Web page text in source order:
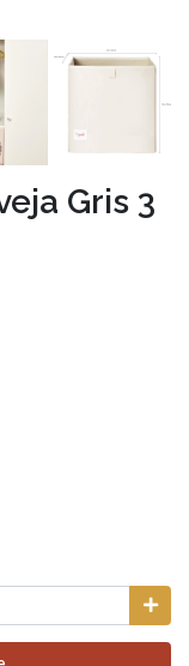
Gris 3